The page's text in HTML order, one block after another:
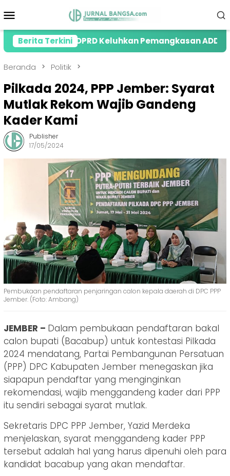
ke
Mobile
Berita Terkini
ke DPRD Keluhkan Pemangkasan ADD MAKI
Beranda Politik
Pilkada 2024, PPP Jember: Syarat
Mutlak Rekom Wajib Gandeng
Kader Kami
Publisher
17/05/2024
Pembukaan pendaftaran penjaringan calon kepala daerah di DPC PPP
Jember. (Foto: Ambang)
JEMBER – Dalam pembukaan pendaftaran bakal
calon bupati (Bacabup) untuk kontestasi Pilkada
2024 mendatang, Partai Pembangunan Persatuan
(PPP) DPC Kabupaten Jember menegaskan jika
siapapun pendaftar yang menginginkan
rekomendasi, wajib menggandeng kader dari PPP
itu sendiri sebagai syarat mutlak.
Sekretaris DPC PPP Jember, Yazid Merdeka
menjelaskan, syarat menggandeng kader PPP
tersebut adalah hal yang harus dipenuhi oleh para
kandidat bacabup yang akan mendaftar.